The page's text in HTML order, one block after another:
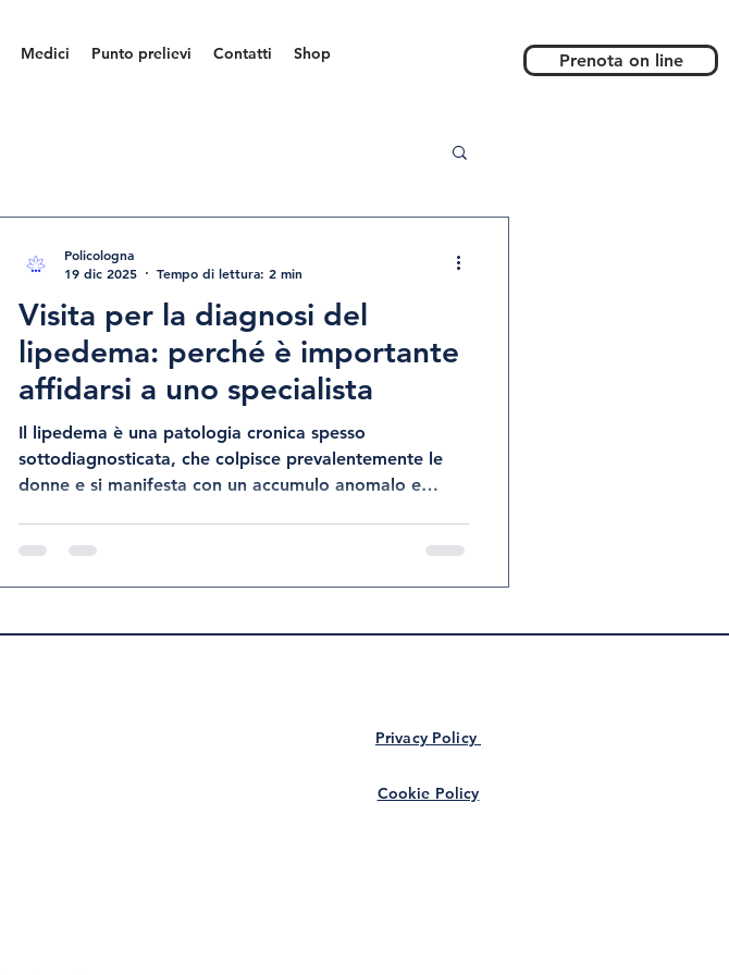
Medici Punto prelievi Contatti Shop Prenota on line
Visita per la diagnosi del
lipedema: perché è importante
affidarsi a uno specialista
Il lipedema è una patologia cronica spesso
sottodiagnosticata, che colpisce prevalentemente le
donne e si manifesta con un accumulo anomalo e
precocemente è fondamentale per impostare un
corretto percorso terapeutico e migliorare la qualità
una visita specialistica per la diagnosi del lipedema con
Policologna
19 dic 2025
Tempo di lettura: 2 min
Privacy Policy
Cookie Policy